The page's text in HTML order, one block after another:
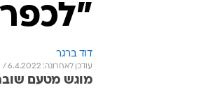
דוד ברגר
עודכן לאחרונה: 6.4.2022 / 7:46
מוגש מטעם